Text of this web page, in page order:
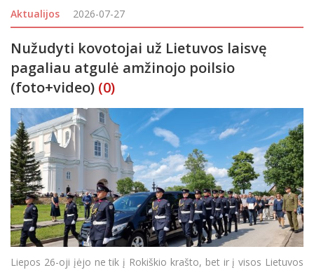
atvaizduojančiu piešiniu: nendrėmis ir vandens lelijų lapais, o
Laibgaliuose stiklines stot
Aktualijos 2026-07-27
Nužudyti kovotojai už Lietuvos laisvę
pagaliau atgulė amžinojo poilsio
(foto+video) (0)
Liepos 26-oji įėjo ne tik į Rokiškio krašto, bet ir į visos Lietuvos